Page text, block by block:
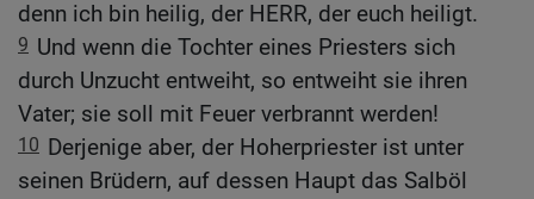
denn ich bin heilig, der HERR, der euch heiligt.
9 Und wenn die Tochter eines Priesters sich
durch Unzucht entweiht, so entweiht sie ihren
Vater; sie soll mit Feuer verbrannt werden!
10 Derjenige aber, der Hoherpriester ist unter
seinen Brüdern, auf dessen Haupt das Salböl